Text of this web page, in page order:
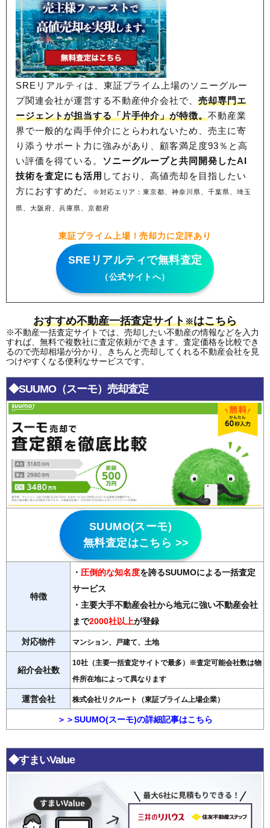
SREリアルティは、東証プライム上場のソニーグルー
プ関連会社が運営する不動産仲介会社で、売却専門エ
ージェントが担当する「片手仲介」が特徴。不動産業
界で一般的な両手仲介にとらわれないため、売主に寄
り添うサポート力に強みがあり、顧客満足度93％と高
い評価を得ている。 ソニーグループと共同開発したAI
技術を査定にも活用 しており、高値売却を目指したい
方におすすめだ。
※対応エリア：東京都、神奈川県、千葉県、埼玉
県、大阪府、兵庫県、京都府
東証プライム上場！売却力に定評あり
SREリアルティで無料査定
（公式サイトへ）
おすすめ不動産一括査定サイト※はこちら
※不動産一括査定サイトでは、売却したい不動産の情報などを入力
すれば、無料で複数社に査定依頼ができます。査定価格を比較でき
るので売却相場が分かり、きちんと売却してくれる不動産会社を見
つけやすくなる便利なサービスです。
◆SUUMO（スーモ）売却査定
SUUMO(スーモ)
無料査定はこちら >>
特徴
・ 圧倒的な知名度を誇るSUUMOによる一括査定
サービス
・主要大手不動産会社から地元に強い不動産会社
まで2000社以上が登録
対応物件 マンション、戸建て、土地
紹介会社数
10社（主要一括査定サイトで最多）※査定可能会社数は物
件所在地によって異なります
運営会社 株式会社リクルート（東証プライム上場企業）
＞＞SUUMO(スーモ)の詳細記事はこちら
◆すまいValue